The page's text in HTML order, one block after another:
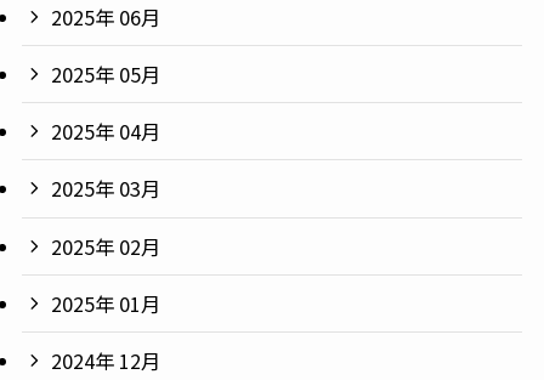
2025年 06月
2025年 05月
2025年 04月
2025年 03月
2025年 02月
2025年 01月
2024年 12月